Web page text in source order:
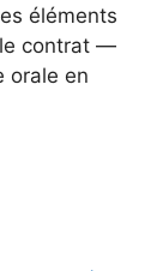
éléments
contrat —
orale en